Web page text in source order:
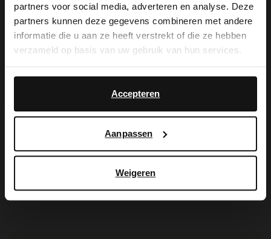
partners voor social media, adverteren en analyse. Deze
partners kunnen deze gegevens combineren met andere
informatie die u aan ze heeft verstrekt of die ze hebben
verzameld op basis van uw gebruik van hun services.
Accepteren
Aanpassen
Weigeren
39.99
Dunkelgraue Pantoffeln
39.99
It looks like your language isn't Dutch. Would
you like to switch to English?
English